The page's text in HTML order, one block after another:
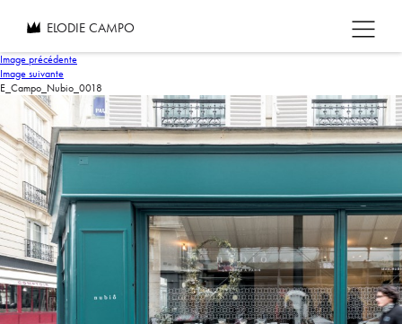
ELODIE CAMPO
Image précédente
Image suivante
E_Campo_Nubio_0018